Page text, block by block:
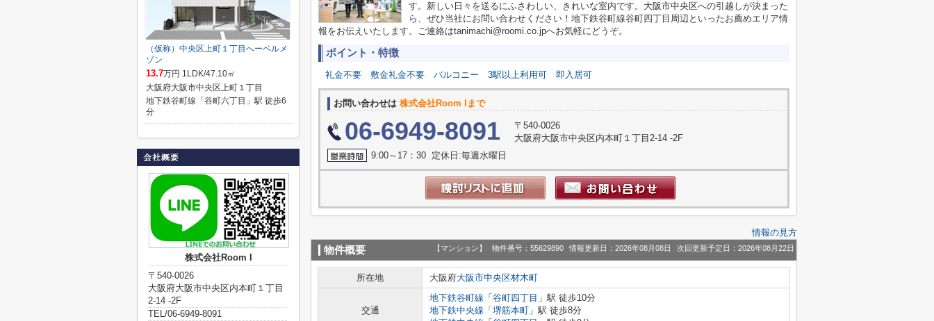
す。新しい日々を送るにふさわしい、きれいな室内です。大阪市中央区への引越しが決まった
ら、ぜひ当社にお問い合わせください！地下鉄谷町線谷町四丁目周辺といったお薦めエリア情
報をお伝えいたします。ご連絡はtanimachi@roomi.co.jpへお気軽にどうぞ。
ポイント・特徴
礼金不要 敷金礼金不要 バルコニー 3駅以上利用可 即入居可
お問い合わせは 株式会社Room Iまで
06-6949-8091
〒540-0026
大阪府大阪市中央区内本町１丁目2-14 -2F
9:00～17：30 定休日:毎週水曜日
情報の見方
物件概要 【マンション】 物件番号：55629890 情報更新日：2026年08月08日 次回更新予定日：2026年08月22日
所在地 大阪府大阪市中央区材木町
交通
地下鉄谷町線 「 谷町四丁目 」駅 徒歩10分
地下鉄中央線 「 堺筋本町 」駅 徒歩8分
（仮称）中央区上町１丁目へーベルメ
ゾン
13.7万円 1LDK/47.10㎡
大阪府大阪市中央区上町１丁目
地下鉄谷町線「谷町六丁目」駅 徒歩6
分
株式会社Room I
〒540-0026
大阪府大阪市中央区内本町１丁目
2-14 -2F
TEL/06-6949-8091